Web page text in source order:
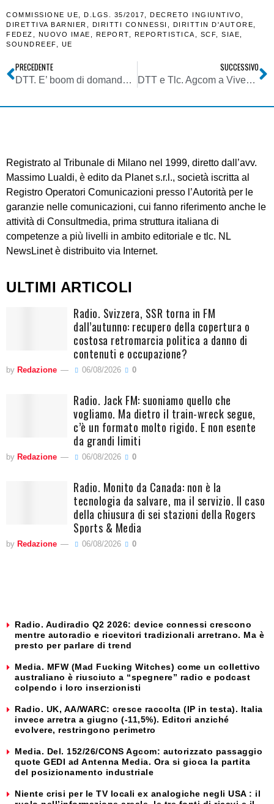
COMMISSIONE UE D.LGS. 35/2017 DECRETO INGIUNTIVO
DIRETTIVA BARNIER
DIRITTI CONNESSI DIRITTIN D'AUTORE
FEDEZ
NUOVO IMAE REPORT REPORTISTICA SCF SIAE
SOUNDREEF
UE
PRECEDENTE
DTT. E’ boom di domande per fornitore di servizi di media audiovisivi (quasi tutte da radio). Mise: in Lombardia ormai solo LCN nell’arco 800
SUCCESSIVO
DTT e Tlc. Agcom a Vivendi: subito soluzione a problema Mediaset o sanzione fino a mezzo miliardo. Il nodo Persidera
Registrato al Tribunale di Milano nel 1999, diretto dall’avv.
Massimo Lualdi, è edito da Planet s.r.l., società iscritta al
Registro Operatori Comunicazioni presso l’Autorità per le
garanzie nelle comunicazioni, cui fanno riferimento anche le
attività di Consultmedia, prima struttura italiana di
competenze a più livelli in ambito editoriale e tlc. NL
NewsLinet è distribuito via Internet.
ULTIMI ARTICOLI
Radio. Svizzera, SSR torna in FM
dall’autunno: recupero della copertura o
costosa retromarcia politica a danno di
contenuti e occupazione?
by Redazione 06/08/2026 0
Radio. Jack FM: suoniamo quello che
vogliamo. Ma dietro il train-wreck segue,
c’è un formato molto rigido. E non esente
da grandi limiti
by Redazione 06/08/2026 0
Radio. Monito da Canada: non è la
tecnologia da salvare, ma il servizio. Il caso
della chiusura di sei stazioni della Rogers
Sports & Media
by Redazione 06/08/2026 0
Radio. Audiradio Q2 2026: device connessi crescono
mentre autoradio e ricevitori tradizionali arretrano. Ma è
presto per parlare di trend
Media. MFW (Mad Fucking Witches) come un collettivo
australiano è riusciuto a “spegnere” radio e podcast
colpendo i loro inserzionisti
Radio. UK, AA/WARC: cresce raccolta (IP in testa). Italia
invece arretra a giugno (-11,5%). Editori anziché
evolvere, restringono perimetro
Media. Del. 152/26/CONS Agcom: autorizzato passaggio
quote GEDI ad Antenna Media. Ora si gioca la partita
del posizionamento industriale
Niente crisi per le TV locali ex analogiche negli USA : il